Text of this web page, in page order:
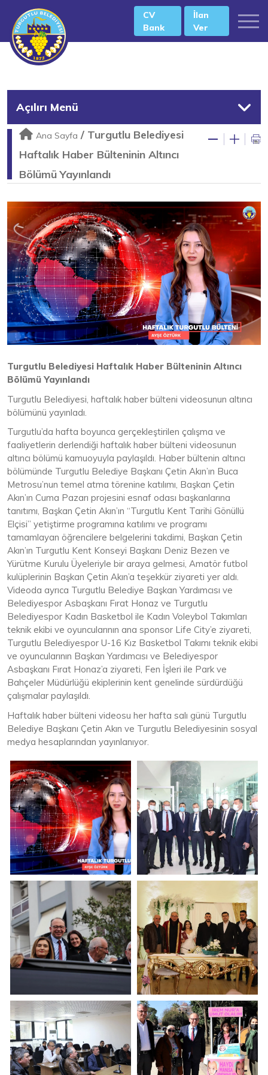
CV
Bank
İlan
Ver
Açılırı Menü
Ana Sayfa / Turgutlu Belediyesi
Haftalık Haber Bülteninin Altıncı
Bölümü Yayınlandı
Turgutlu Belediyesi Haftalık Haber Bülteninin Altıncı
Bölümü Yayınlandı
Turgutlu Belediyesi, haftalık haber bülteni videosunun altıncı
bölümünü yayınladı.
Turgutlu’da hafta boyunca gerçekleştirilen çalışma ve
faaliyetlerin derlendiği haftalık haber bülteni videosunun
altıncı bölümü kamuoyuyla paylaşıldı. Haber bültenin altıncı
bölümünde Turgutlu Belediye Başkanı Çetin Akın’ın Buca
Metrosu’nun temel atma törenine katılımı, Başkan Çetin
Akın’ın Cuma Pazarı projesini esnaf odası başkanlarına
tanıtımı, Başkan Çetin Akın’ın “Turgutlu Kent Tarihi Gönüllü
Elçisi” yetiştirme programına katılımı ve programı
tamamlayan öğrencilere belgelerini takdimi, Başkan Çetin
Akın’ın Turgutlu Kent Konseyi Başkanı Deniz Bezen ve
Yürütme Kurulu Üyeleriyle bir araya gelmesi, Amatör futbol
kulüplerinin Başkan Çetin Akın’a teşekkür ziyareti yer aldı.
Videoda ayrıca Turgutlu Belediye Başkan Yardımcısı ve
Belediyespor Asbaşkanı Fırat Honaz ve Turgutlu
Belediyespor Kadın Basketbol ile Kadın Voleybol Takımları
teknik ekibi ve oyuncularının ana sponsor Life City’e ziyareti,
Turgutlu Belediyespor U-16 Kız Basketbol Takımı teknik ekibi
ve oyuncularının Başkan Yardımcısı ve Belediyespor
Asbaşkanı Fırat Honaz’a ziyareti, Fen İşleri ile Park ve
Bahçeler Müdürlüğü ekiplerinin kent genelinde sürdürdüğü
çalışmalar paylaşıldı.
Haftalık haber bülteni videosu her hafta salı günü Turgutlu
Belediye Başkanı Çetin Akın ve Turgutlu Belediyesinin sosyal
medya hesaplarından yayınlanıyor.